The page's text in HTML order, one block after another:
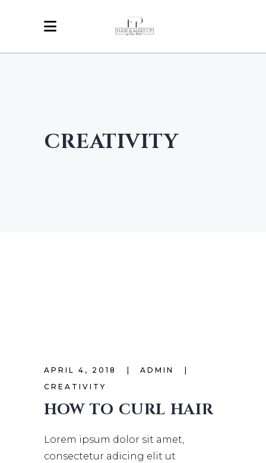
CREATIVITY
APRIL 4, 2018
ADMIN
CREATIVITY
HOW TO CURL HAIR
Lorem ipsum dolor sit amet,
consectetur adicing elit ut